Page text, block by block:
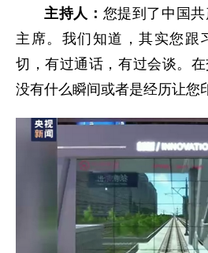
主持人： 您提到了中国
主席。我们知道，其实您跟
切，有过通话，有过会谈。
没有什么瞬间或者是经历让您